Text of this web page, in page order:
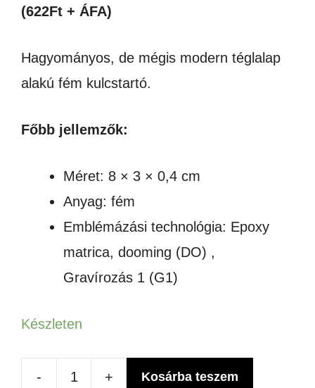
(622Ft + ÁFA)
Hagyományos, de mégis modern téglalap
alakú fém kulcstartó.
Főbb jellemzők:
Méret: 8 × 3 × 0,4 cm
Anyag: fém
Emblémázási technológia: Epoxy
matrica, dooming (DO) ,
Gravírozás 1 (G1)
Készleten
- + Kosárba teszem